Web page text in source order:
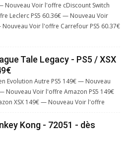
Nouveau Voir l'offre cDiscount Switch
Leclerc PS5 60.36€ — Nouveau Voir
Voir l'offre Carrefour PS5 60.37€
Tale Legacy - PS5 / XSX
Evolution Autre PS5 149€ — Nouveau
Nouveau Voir l'offre Amazon PS5 149€
XSX 149€ — Nouveau Voir l'offre
Kong - 72051 - dès